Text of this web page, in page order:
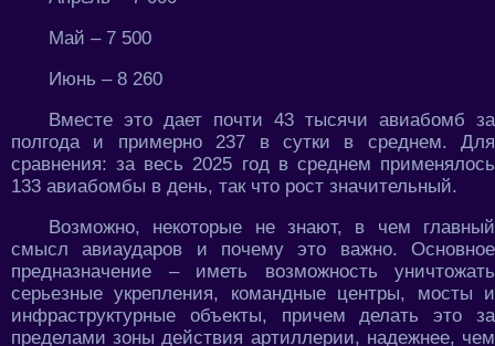
Май – 7 500
Июнь – 8 260
Вместе это дает почти 43 тысячи авиабомб за
полгода и примерно 237 в сутки в среднем. Для
сравнения: за весь 2025 год в среднем применялось
133 авиабомбы в день, так что рост значительный.
Возможно, некоторые не знают, в чем главный
смысл авиаударов и почему это важно. Основное
предназначение – иметь возможность уничтожать
серьезные укрепления, командные центры, мосты и
инфраструктурные объекты, причем делать это за
пределами зоны действия артиллерии, надежнее, чем